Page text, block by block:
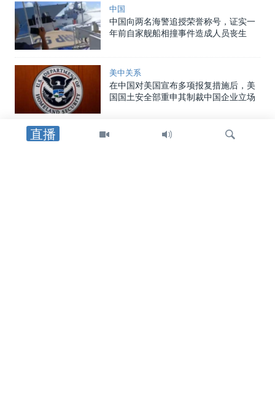
直播
中国
中国向两名海警追授荣誉称号，证实一
年前自家舰船相撞事件造成人员丧生
美中关系
在中国对美国宣布多项报复措施后，美
国国土安全部重申其制裁中国企业立场